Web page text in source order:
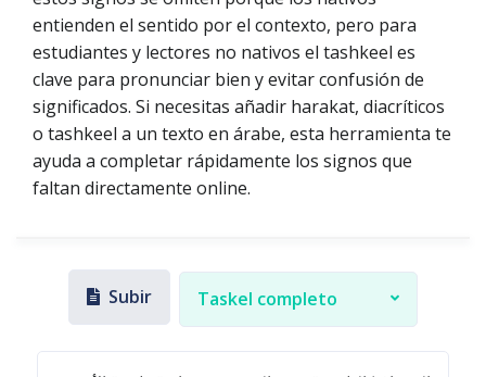
entienden el sentido por el contexto, pero para
estudiantes y lectores no nativos el tashkeel es
clave para pronunciar bien y evitar confusión de
significados. Si necesitas añadir harakat, diacríticos
o tashkeel a un texto en árabe, esta herramienta te
ayuda a completar rápidamente los signos que
faltan directamente online.
Subir Taskel completo